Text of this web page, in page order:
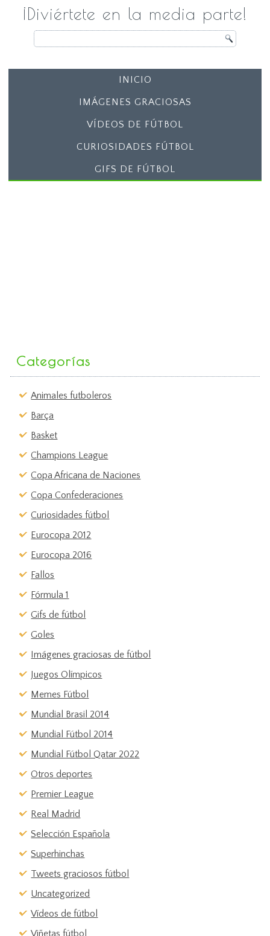
¡Diviértete en la media parte!
INICIO
IMÁGENES GRACIOSAS
VÍDEOS DE FÚTBOL
CURIOSIDADES FÚTBOL
GIFS DE FÚTBOL
Categorías
Animales futboleros
Barça
Basket
Champions League
Copa Africana de Naciones
Copa Confederaciones
Curiosidades fútbol
Eurocopa 2012
Eurocopa 2016
Fallos
Fórmula 1
Gifs de fútbol
Goles
Imágenes graciosas de fútbol
Juegos Olímpicos
Memes Fútbol
Mundial Brasil 2014
Mundial Fútbol 2014
Mundial Fútbol Qatar 2022
Otros deportes
Premier League
Real Madrid
Selección Española
Superhinchas
Tweets graciosos fútbol
Uncategorized
Vídeos de fútbol